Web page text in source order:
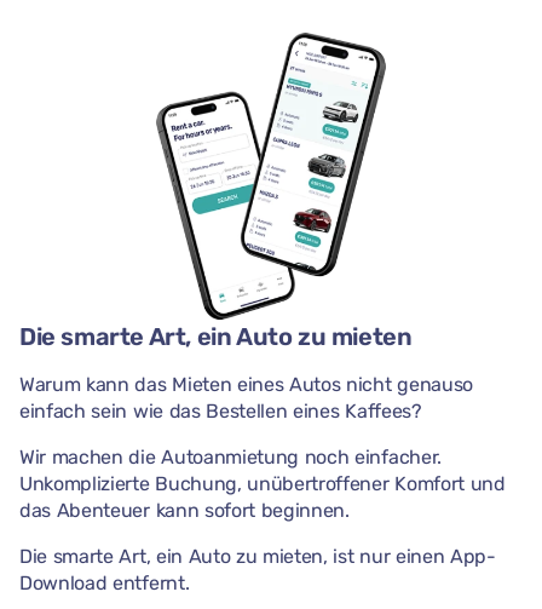
Die smarte Art, ein Auto zu mieten
Warum kann das Mieten eines Autos nicht genauso
einfach sein wie das Bestellen eines Kaffees?
Wir machen die Autoanmietung noch einfacher.
Unkomplizierte Buchung, unübertroffener Komfort und
das Abenteuer kann sofort beginnen.
Die smarte Art, ein Auto zu mieten, ist nur einen App-
Download entfernt.